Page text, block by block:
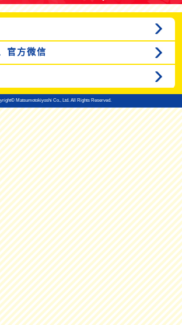
官方微信
Matsumotokiyoshi Co., Ltd. All Rights Reserved.